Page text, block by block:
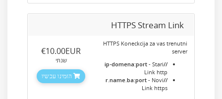
HTTPS Stream Link
HTTPS Koneckcija za vas trenutni
server
//ip-domena:port
- Stari
Link http
//r.name.ba:port
- Novi
Link https
‎€10.00EUR
שנתי
הזמינו עכשיו